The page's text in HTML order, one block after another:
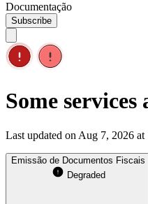
Documentação
Subscribe
Some services
Last updated on Aug 7, 2026
Emissão de Documentos Fiscais
Degraded